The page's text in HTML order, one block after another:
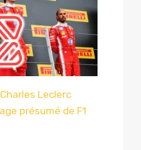
Leclerc
présumé de F1